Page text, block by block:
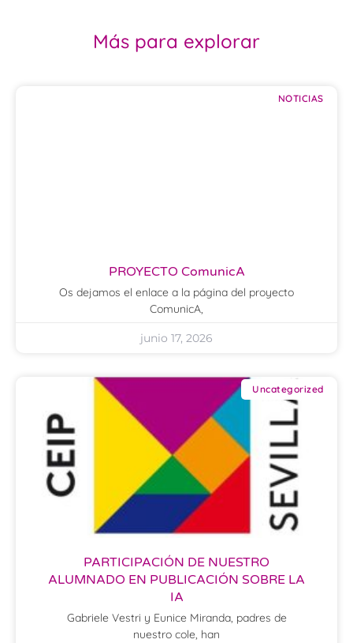
Más para explorar
NOTICIAS
PROYECTO ComunicA
Os dejamos el enlace a la página del proyecto
ComunicA,
junio 17, 2026
Uncategorized
PARTICIPACIÓN DE NUESTRO
ALUMNADO EN PUBLICACIÓN SOBRE LA
IA
Gabriele Vestri y Eunice Miranda, padres de
nuestro cole, han